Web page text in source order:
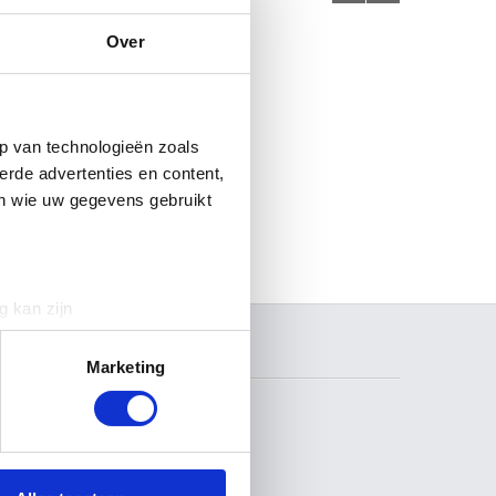
Over
van technologieën zoals
advertenties en content,
wie uw gegevens gebruikt
kan zijn
detailgedeelte in. U kunt uw
die u aan ze heeft
Marketing